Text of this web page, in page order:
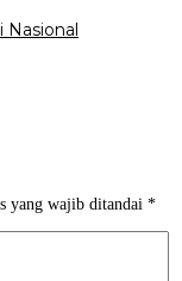
Nasional
yang wajib ditandai *